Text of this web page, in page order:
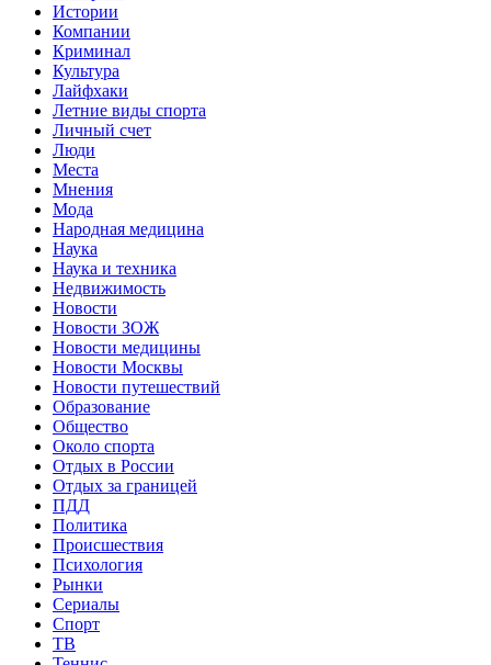
Истории
Компании
Криминал
Культура
Лайфхаки
Летние виды спорта
Личный счет
Люди
Места
Мнения
Мода
Народная медицина
Наука
Наука и техника
Недвижимость
Новости
Новости ЗОЖ
Новости медицины
Новости Москвы
Новости путешествий
Образование
Общество
Около спорта
Отдых в России
Отдых за границей
ПДД
Политика
Происшествия
Психология
Рынки
Сериалы
Спорт
ТВ